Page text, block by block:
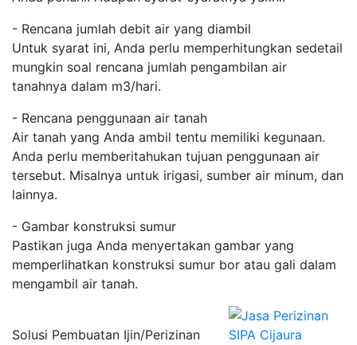
- Rencana jumlah debit air yang diambil
Untuk syarat ini, Anda perlu memperhitungkan sedetail
mungkin soal rencana jumlah pengambilan air
tanahnya dalam m3/hari.
- Rencana penggunaan air tanah
Air tanah yang Anda ambil tentu memiliki kegunaan.
Anda perlu memberitahukan tujuan penggunaan air
tersebut. Misalnya untuk irigasi, sumber air minum, dan
lainnya.
- Gambar konstruksi sumur
Pastikan juga Anda menyertakan gambar yang
memperlihatkan konstruksi sumur bor atau gali dalam
mengambil air tanah.
Solusi Pembuatan Ijin/Perizinan